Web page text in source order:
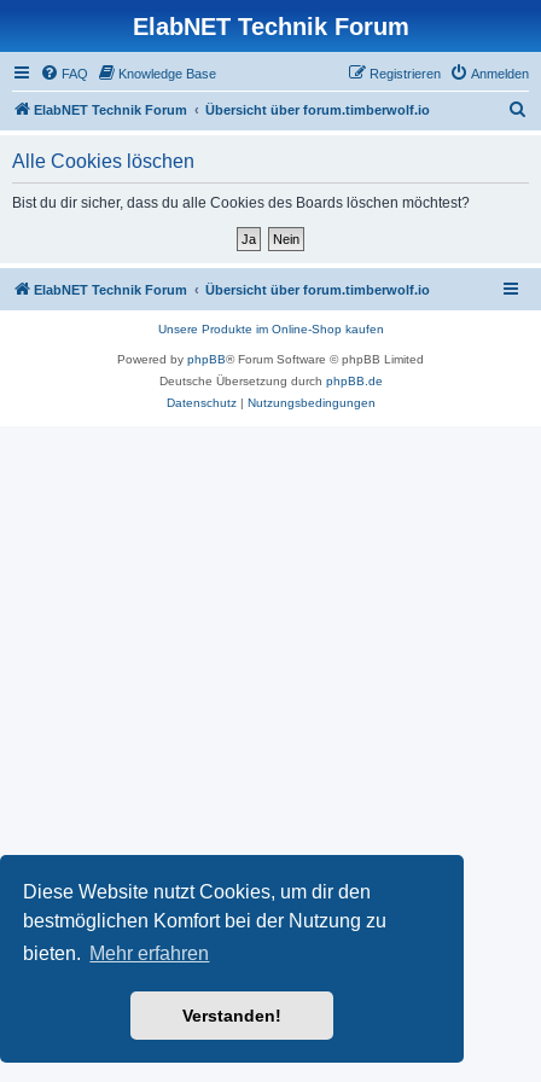
Diese Website nutzt Cookies, um dir den
bestmöglichen Komfort bei der Nutzung zu
bieten. Mehr erfahren
Verstanden!
ElabNET Technik Forum
FAQ Knowledge Base Anmelden
Registrieren
ElabNET Technik Forum Übersicht über forum.timberwolf.io
Alle Cookies löschen
Bist du dir sicher, dass du alle Cookies des Boards löschen möchtest?
ElabNET Technik Forum Übersicht über forum.timberwolf.io
Unsere Produkte im Online-Shop kaufen
Powered by phpBB® Forum Software © phpBB Limited
Deutsche Übersetzung durch phpBB.de
Datenschutz| Nutzungsbedingungen